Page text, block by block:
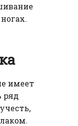
имеет
ряд